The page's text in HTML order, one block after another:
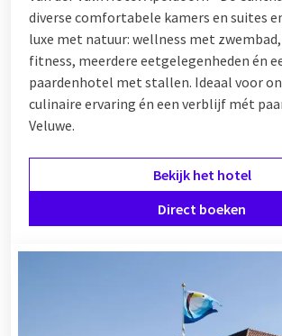
diverse comfortabele kamers en suites
luxe met natuur: wellness met zwembad,
fitness, meerdere eetgelegenheden én
paardenhotel met stallen. Ideaal voor
culinaire ervaring én een verblijf mét
Veluwe.
Bekijk het hotel
Direct boeken